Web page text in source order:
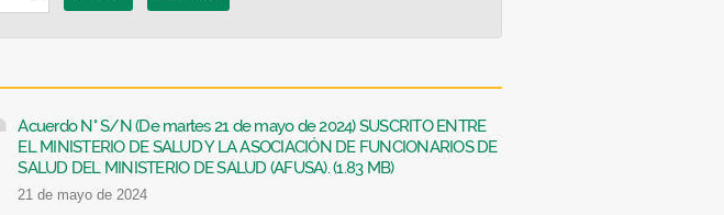
Acuerdo N° S/N (De martes 21 de mayo de 2024) SUSCRITO ENTRE
EL MINISTERIO DE SALUD Y LA ASOCIACIÓN DE FUNCIONARIOS DE
SALUD DEL MINISTERIO DE SALUD (AFUSA). (1.83 MB)
21 de mayo de 2024